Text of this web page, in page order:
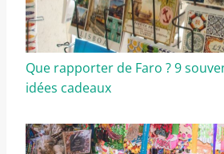
Que rapporter de Faro ? 9
idées cadeaux